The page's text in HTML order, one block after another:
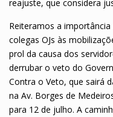
reajuste, que considera
Reiteramos a
colegas OJs às
prol da causa dos
derrubar o veto do
Contra o Veto, que sairá
na Av. Borges de
para 12 de julho. A